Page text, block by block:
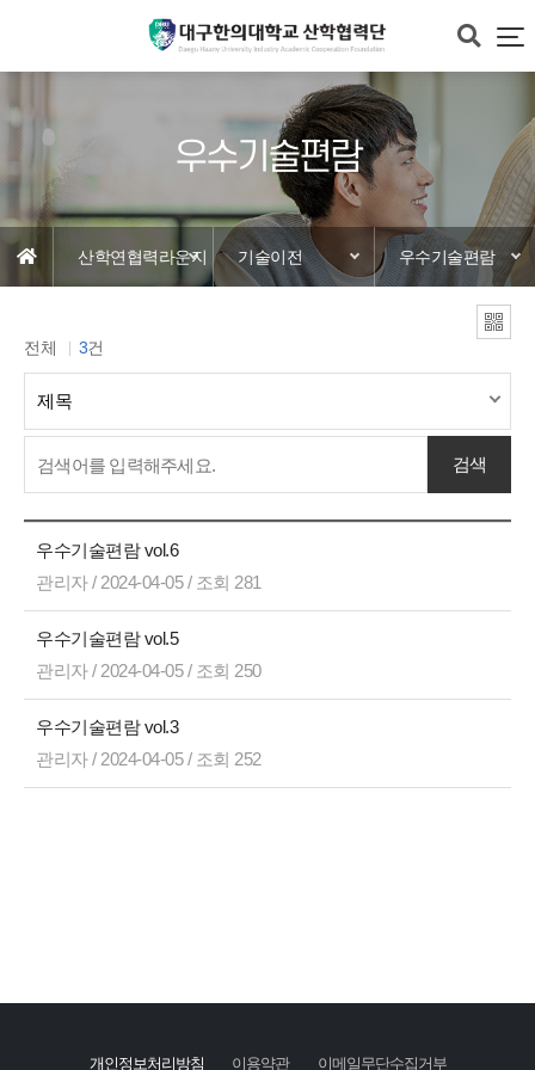
우수기술편람
산학연협력라운지 기술이전 우수기술편람
전체 3건
우수기술편람 vol.6
관리자 / 2024-04-05 / 조회 281
우수기술편람 vol.5
관리자 / 2024-04-05 / 조회 250
우수기술편람 vol.3
관리자 / 2024-04-05 / 조회 252
개인정보처리방침 이용약관 이메일무단수집거부